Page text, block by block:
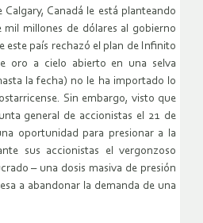
Canadá le está planteando
millones de dólares al gobierno
este país rechazó el plan de Infinito
oro a cielo abierto en una selva
la fecha) no le ha importado lo
Sin embargo, visto que
general de accionistas el 21 de
oportunidad para presionar a la
sus accionistas el vergonzoso
– una dosis masiva de presión
a abandonar la demanda de una